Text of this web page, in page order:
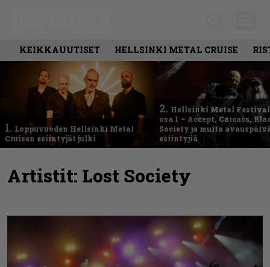
KEIKKAUUTISET HELLSINKI METAL CRUISE
1. Loppuvuoden Hellsinki Metal
Cruisen esiintyjät julki
2. Hellsinki Metal
osa 1 – Accept, Carcass,
Society ja muita
esiintyjiä
Artistit: Lost Society